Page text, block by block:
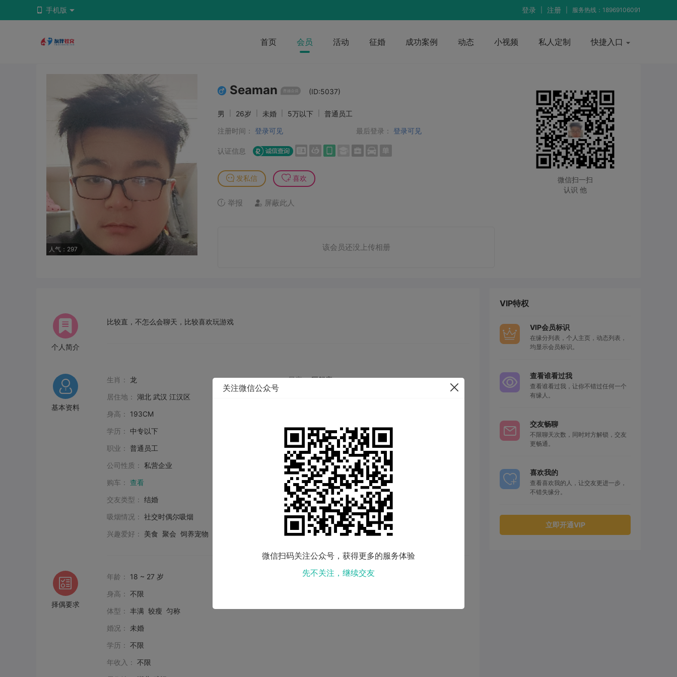
手机版 登录 注册 服务热线：18969106091
首页 会员 活动 征婚 成功案例 动态 小视频 私人定制 快捷入口
人气：297
Seaman (ID:5037)
男 26岁 未婚 5万以下
普通员工
注册时间： 登录可见 最后登录： 登录可见
认证信息
发私信 喜欢
举报 屏蔽此人
该会员还没上传相册
微信扫一扫
认识 他
个人简介
比较直，不怎么会聊天，比较喜欢玩游戏
基本资料
生肖： 龙 星座：巨蟹座
居住地： 湖北 武汉 江汉区
身高：
193CM
学历：
中专以下 毕业学校：未填写
职业： 普通员工 年收入：5万以下
公司性质： 私营企业 民族：汉族
购车： 查看 购房： 查看
交友类型： 结婚 小孩情况：
没有
吸烟情况： 社交时偶尔吸烟 喝酒情况： 兴致时小酌
兴趣爱好：
美食 聚会 饲养宠物
择偶要求
年龄：
18 ~ 27 岁
身高： 不限
体型： 丰满 较瘦 匀称
婚况：
未婚
学历： 不限
年收入： 不限
VIP特权
VIP会员标识
在缘分列表，个人主页，动态列表，
均显示会员标识。
查看谁看过我
查看谁看过我，让你不错过任何一个
有缘人。
交友畅聊
不限聊天次数，同时对方解锁，交友
更畅通。
喜欢我的
查看喜欢我的人，让交友更进一步，
不错失缘分。
立即开通VIP
关注微信公众号
微信扫码关注公众号，获得更多的服务体验
先不关注，继续交友